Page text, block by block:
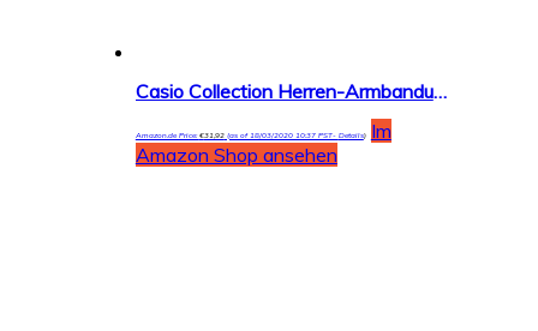
Casio Collection Herren-Armbanduhr AE-1400WH
Amazon.de Price:€31,92(as of 18/03/2020 10:37 PST- Details)
Im
Amazon Shop ansehen